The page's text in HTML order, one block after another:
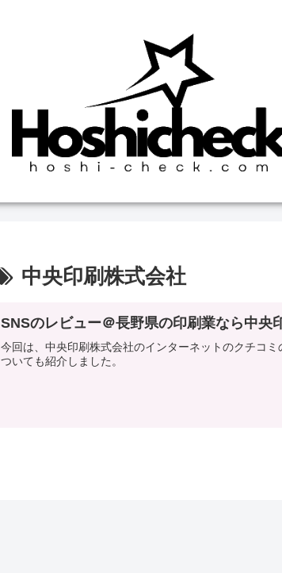
中央印刷株式会社
SNSのレビュー＠長野県の印刷業なら中央
今回は、中央印刷株式会社のインターネットのクチコ
ついても紹介しました。